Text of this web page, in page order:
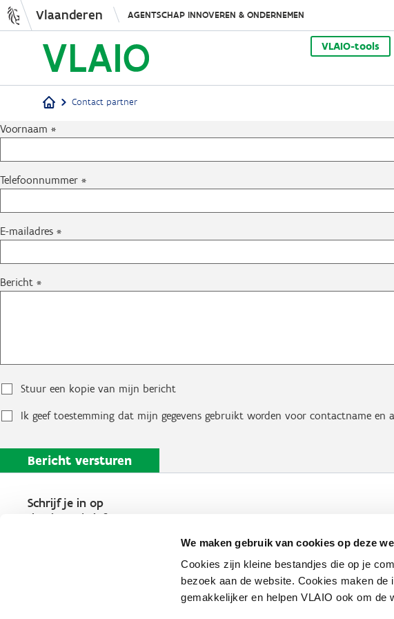
We maken gebruik van cookies op deze
Cookies zijn kleine bestandjes die op je
bezoek aan de website. Cookies maken
gemakkelijker en helpen VLAIO ook om de
Vlaanderen AGENTSCHAP INNOVEREN & ONDERNEMEN
VLAIO-tools
Kruimelpad
Contact partner
Voornaam
Telefoonnummer
E-mailadres
Bericht
Stuur een kopie van mijn bericht
Ik geef toestemming dat mijn gegevens gebruikt worden voor contactname
Schrijf je in op
de nieuwsbrief